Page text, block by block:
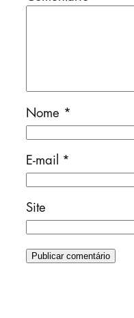
Nome *
E-mail *
Site